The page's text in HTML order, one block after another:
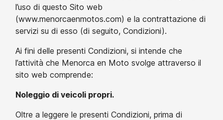
l’uso di questo Sito web
(www.menorcaenmotos.com) e la contrattazione di
servizi su di esso (di seguito, Condizioni).
Ai fini delle presenti Condizioni, si intende che
l’attività che Menorca en Moto svolge attraverso il
sito web comprende:
Noleggio di veicoli propri.
Oltre a leggere le presenti Condizioni, prima di